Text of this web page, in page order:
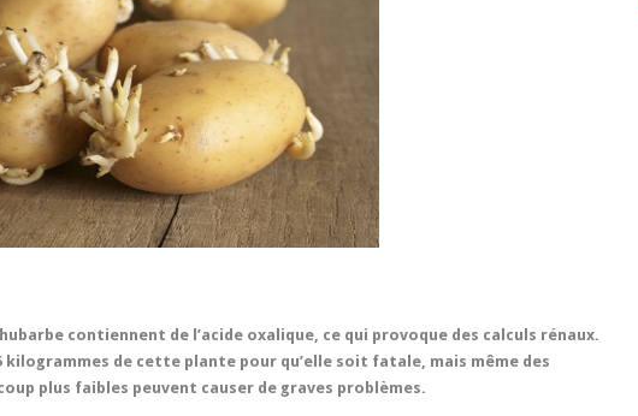
contiennent de l’acide oxalique, ce qui provoque des calculs rénaux.
de cette plante pour qu’elle soit fatale, mais même des
plus faibles peuvent causer de graves problèmes.